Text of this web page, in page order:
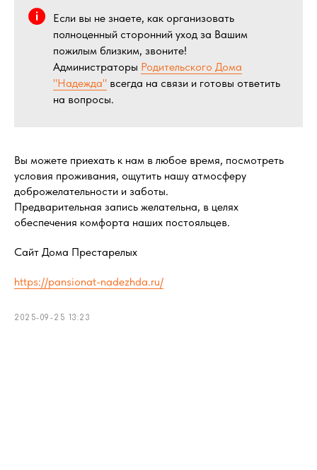
Если вы не знаете, как организовать
полноценный сторонний уход за Вашим
пожилым близким, звоните!
Администраторы Родительского Дома
"Надежда" всегда на связи и готовы ответить
на вопросы.
Вы можете приехать к нам в любое время, посмотреть
условия проживания, ощутить нашу атмосферу
доброжелательности и заботы.
Предварительная запись желательна, в целях
обеспечения комфорта наших постояльцев.
Сайт Дома Престарелых
https://pansionat-nadezhda.ru/
2025-09-25 13:23